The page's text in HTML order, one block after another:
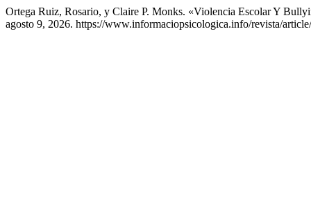
Ortega Ruiz, Rosario, y Claire P. Monks. «Violencia Escolar Y
agosto 9, 2026. https://www.informaciopsicologica.info/revista/